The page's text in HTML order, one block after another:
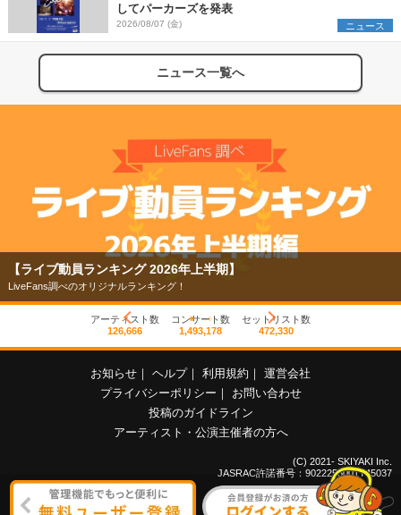
してパーカーズを発表
2026/08/07 (金) ニュース
ニュース一覧へ
【ライブ動員ランキング 2026年上半期】
LiveFans調べのオリジナルランキング！
アーティスト数
126,666
コンサート数
1,493,178
セットリスト数
472,330
お知らせ ｜ ヘルプ｜ 利用規約 ｜ 運営会社
プライバシーポリシー ｜
お問い合わせ
投稿のガイドライン
アーティスト・公演主催者の方へ
(C) 2021- SKIYAKI Inc.
JASRAC許諾番号：9022255001Y45037